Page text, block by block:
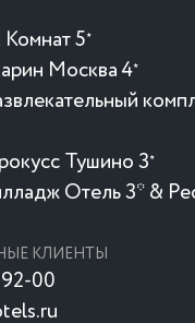
Комнат 5★
Москва 4★
Тушино 3★
Отель 3* &
КЛИЕНТЫ
92-00